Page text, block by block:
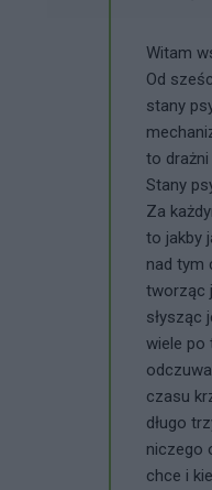
Witam
Od
stany
to
Stany
Za
to jakby
nad tym
tworząc
słysząc
wiele po
czasu
długo
niczego
chce i